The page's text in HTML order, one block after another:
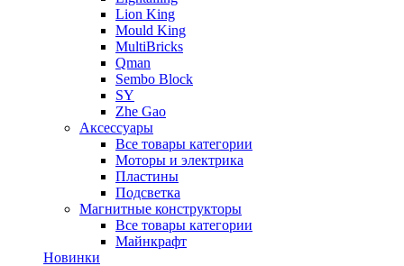
Lion King
Mould King
MultiBricks
Qman
Sembo Block
SY
Zhe Gao
Аксессуары
Все товары категории
Моторы и электрика
Пластины
Подсветка
Магнитные конструкторы
Все товары категории
Майнкрафт
Новинки